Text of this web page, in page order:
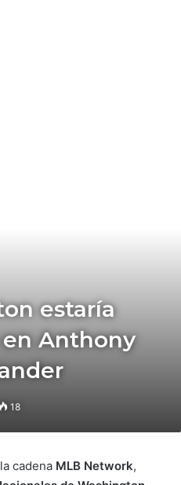
estaría
Anthony
18
cadena MLB Network,